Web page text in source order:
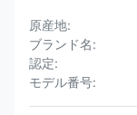
原産地:
ブランド名:
認定:
モデル番号: